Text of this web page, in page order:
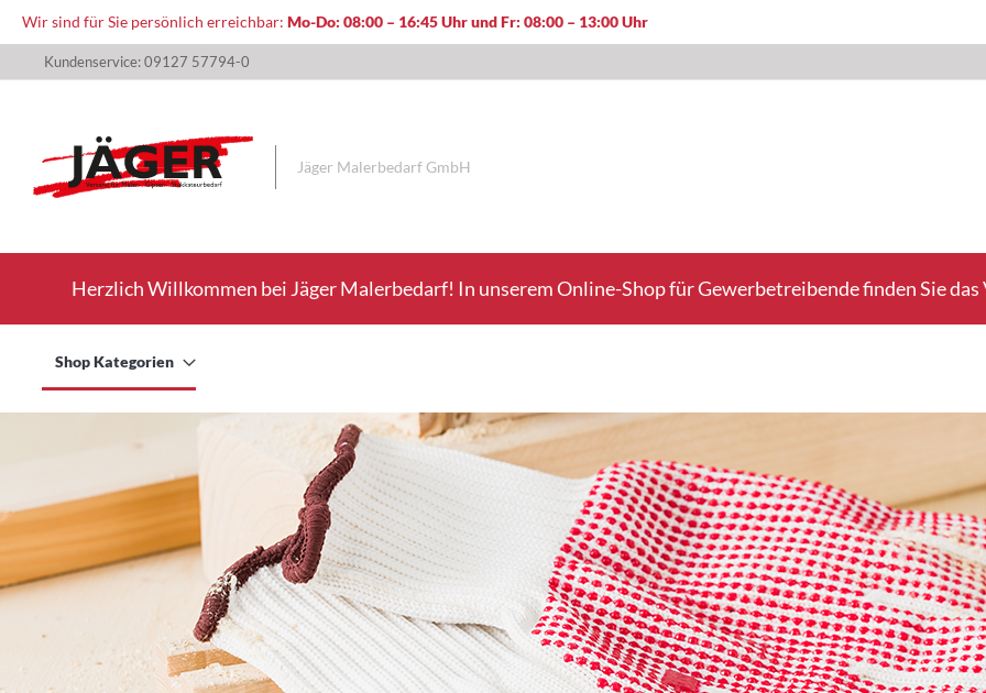
Wir sind für Sie persönlich erreichbar: Mo-Do: 08:00 – 16:45 Uhr und Fr: 08:00 – 13:00 Uhr
zum
Kundenservice: 09127 57794-0
Jäger Malerbedarf GmbH
Herzlich Willkommen bei Jäger Malerbedarf! In unserem Online-Shop für Gewerbetreibende finden Sie
Shop Kategorien